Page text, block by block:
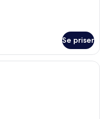
Se priser